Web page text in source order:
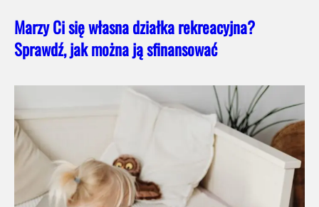
Marzy Ci się własna działka rekreacyjna?
Sprawdź, jak można ją sfinansować